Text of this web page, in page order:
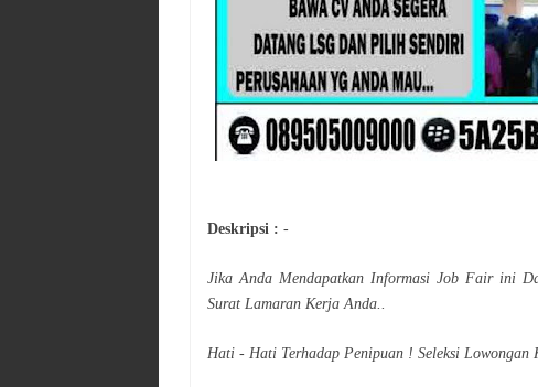
Deskripsi : -
Jika Anda Mendapatkan Informasi Job Fair ini
Surat Lamaran Kerja Anda..
Hati - Hati Terhadap Penipuan ! Seleksi